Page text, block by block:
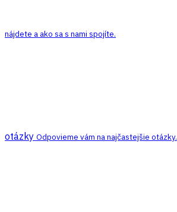
nájdete a ako sa s nami spojíte.
otázky Odpovieme vám na najčastejšie otázky.